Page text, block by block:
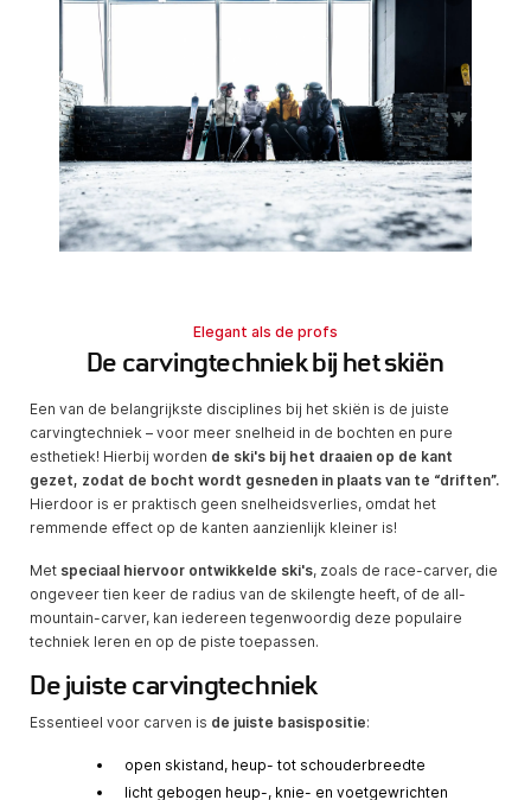
Elegant als de profs
De carvingtechniek bij het skiën
Een van de belangrijkste disciplines bij het skiën is de juiste
carvingtechniek – voor meer snelheid in de bochten en pure
esthetiek! Hierbij worden de ski's bij het draaien op de kant
gezet, zodat de bocht wordt gesneden in plaats van te “driften”.
Hierdoor is er praktisch geen snelheidsverlies, omdat het
remmende effect op de kanten aanzienlijk kleiner is!
Met speciaal hiervoor ontwikkelde ski's, zoals de race-carver, die
ongeveer tien keer de radius van de skilengte heeft, of de all-
mountain-carver, kan iedereen tegenwoordig deze populaire
techniek leren en op de piste toepassen.
De juiste carvingtechniek
Essentieel voor carven is de juiste basispositie:
open skistand, heup- tot schouderbreedte
licht gebogen heup-, knie- en voetgewrichten